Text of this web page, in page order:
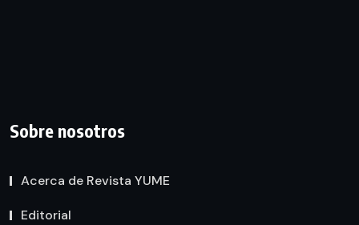
Sobre nosotros
Acerca de Revista YUME
Editorial